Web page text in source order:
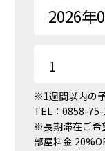
お食事
ご予約
アクセス
※1週間以内の
TEL： 0858-
※長期滞在ご希
部屋料金